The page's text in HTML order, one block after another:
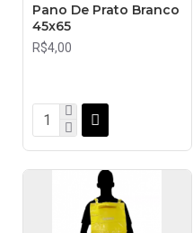
Pano De Prato Branco
45x65
R$4,00